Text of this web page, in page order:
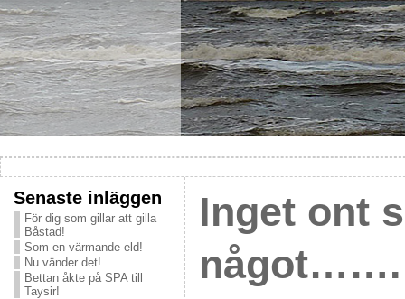
Senaste inläggen
För dig som gillar att gilla
Båstad!
Som en värmande eld!
Nu vänder det!
Bettan åkte på SPA till
Taysir!
Inget ont
något…….